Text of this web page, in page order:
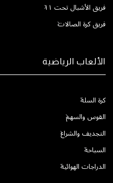
فريق الأشبال تحت ١١
فريق كرة الصالات
الألعاب الرياضية
كرة السلة
القوس والسهم
التجديف والشراع
السباحة
الدراجات الهوائية